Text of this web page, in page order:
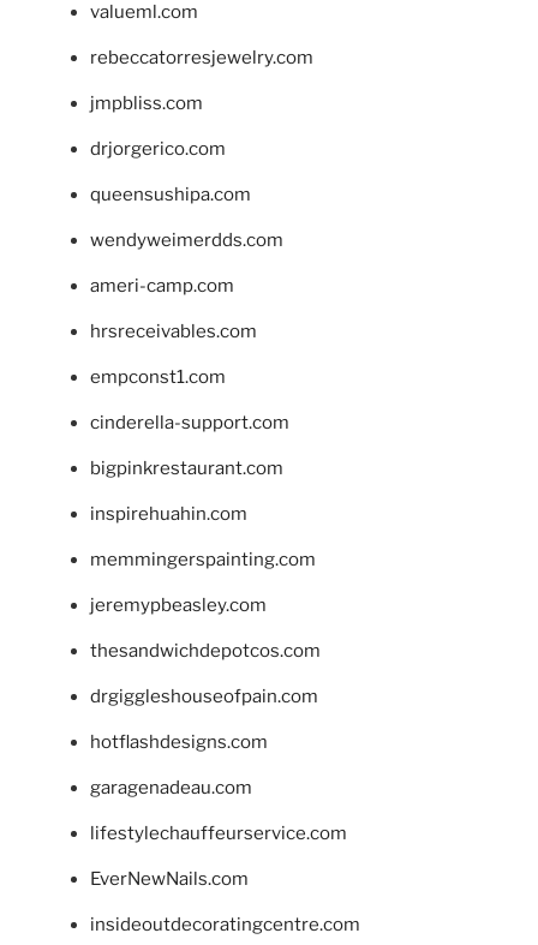
valueml.com
rebeccatorresjewelry.com
jmpbliss.com
drjorgerico.com
queensushipa.com
wendyweimerdds.com
ameri-camp.com
hrsreceivables.com
empconst1.com
cinderella-support.com
bigpinkrestaurant.com
inspirehuahin.com
memmingerspainting.com
jeremypbeasley.com
thesandwichdepotcos.com
drgiggleshouseofpain.com
hotflashdesigns.com
garagenadeau.com
lifestylechauffeurservice.com
EverNewNails.com
insideoutdecoratingcentre.com